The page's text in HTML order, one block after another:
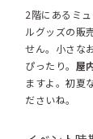
2階にあるミ
ルグッズの販
せん。小さな
ぴったり。 屋
ますよ。初夏
ださいね。